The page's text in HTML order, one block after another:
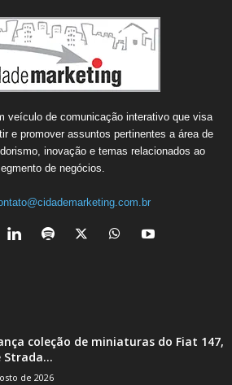
veículo de comunicação interativo que visa
e promover assuntos pertinentes a área de
inovação e temas relacionados ao
de negócios.
coleção de miniaturas do Fiat 147,
Strada...
de 2026